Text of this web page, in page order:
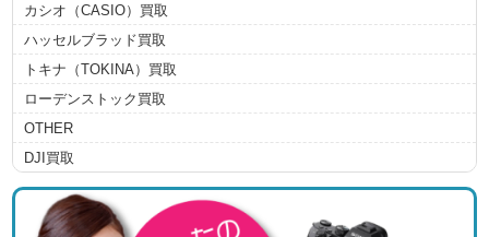
カシオ（CASIO）買取
ハッセルブラッド買取
トキナ（TOKINA）買取
ローデンストック買取
OTHER
DJI買取